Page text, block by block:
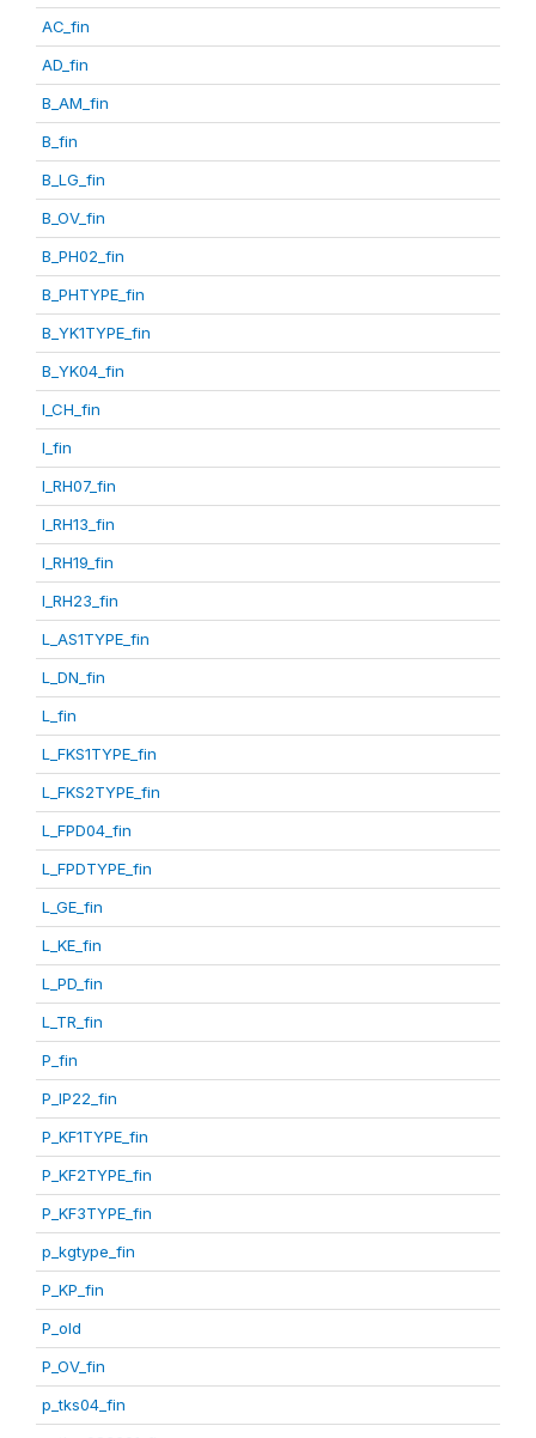
AC_fin
AD_fin
B_AM_fin
B_fin
B_LG_fin
B_OV_fin
B_PH02_fin
B_PHTYPE_fin
B_YK1TYPE_fin
B_YK04_fin
I_CH_fin
I_fin
I_RH07_fin
I_RH13_fin
I_RH19_fin
I_RH23_fin
L_AS1TYPE_fin
L_DN_fin
L_fin
L_FKS1TYPE_fin
L_FKS2TYPE_fin
L_FPD04_fin
L_FPDTYPE_fin
L_GE_fin
L_KE_fin
L_PD_fin
L_TR_fin
P_fin
P_IP22_fin
P_KF1TYPE_fin
P_KF2TYPE_fin
P_KF3TYPE_fin
p_kgtype_fin
P_KP_fin
P_old
P_OV_fin
p_tks04_fin